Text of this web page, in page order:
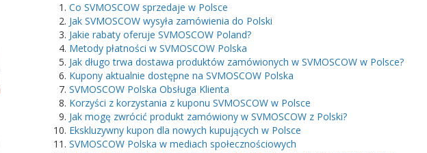
​Co SVMOSCOW sprzedaje w Polsce
Jak SVMOSCOW wysyła zamówienia do Polski
Jakie rabaty oferuje SVMOSCOW Poland?
Metody płatności w SVMOSCOW Polska
Jak długo trwa dostawa produktów zamówionych w SVMOSCOW w Polsce?
Kupony aktualnie dostępne na SVMOSCOW Polska
SVMOSCOW Polska Obsługa Klienta
Korzyści z korzystania z kuponu SVMOSCOW w Polsce
Jak mogę zwrócić produkt zamówiony w SVMOSCOW z Polski?
Ekskluzywny kupon dla nowych kupujących w Polsce
SVMOSCOW Polska w mediach społecznościowych